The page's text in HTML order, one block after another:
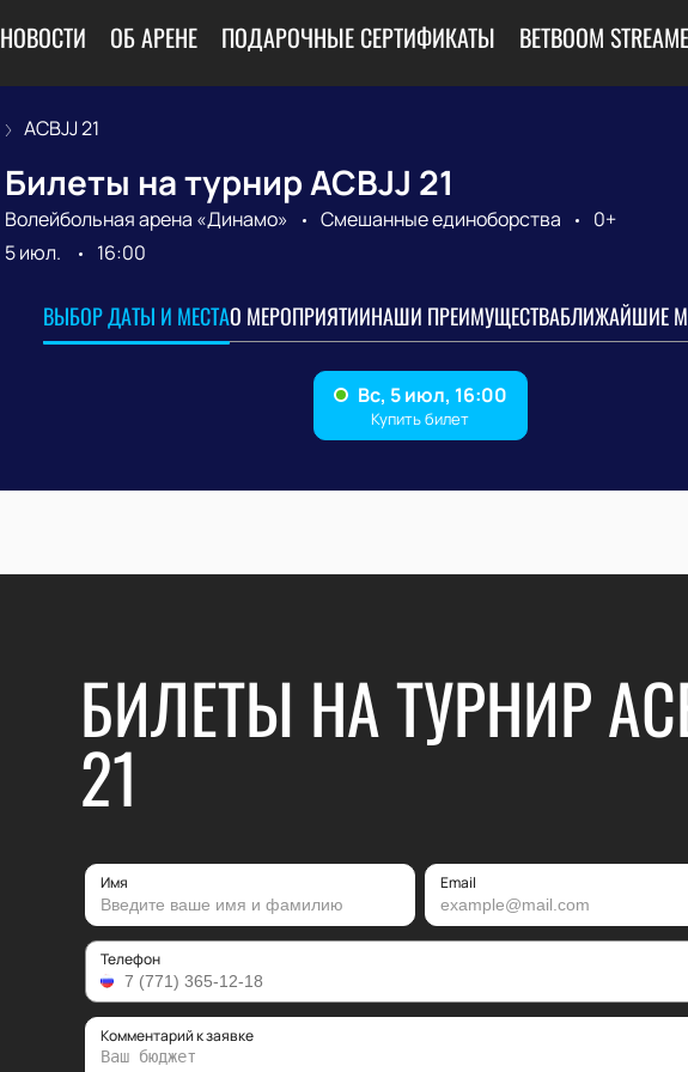
НОВОСТИ ОБ АРЕНЕ ПОДАРОЧНЫЕ СЕРТИФИКАТЫ BETBOOM
ACBJJ 21
Билеты на турнир ACBJJ 21
Волейбольная арена «Динамо» Смешанные единоборства
0+
5 июл.
16:00
ВЫБОР ДАТЫ И МЕСТАО МЕРОПРИЯТИИНАШИ ПРЕИМУЩЕСТВАБЛИЖАЙШИЕ
БИЛЕТЫ НА ТУРНИР
21
Имя Email
Телефон
Комментарий к заявке